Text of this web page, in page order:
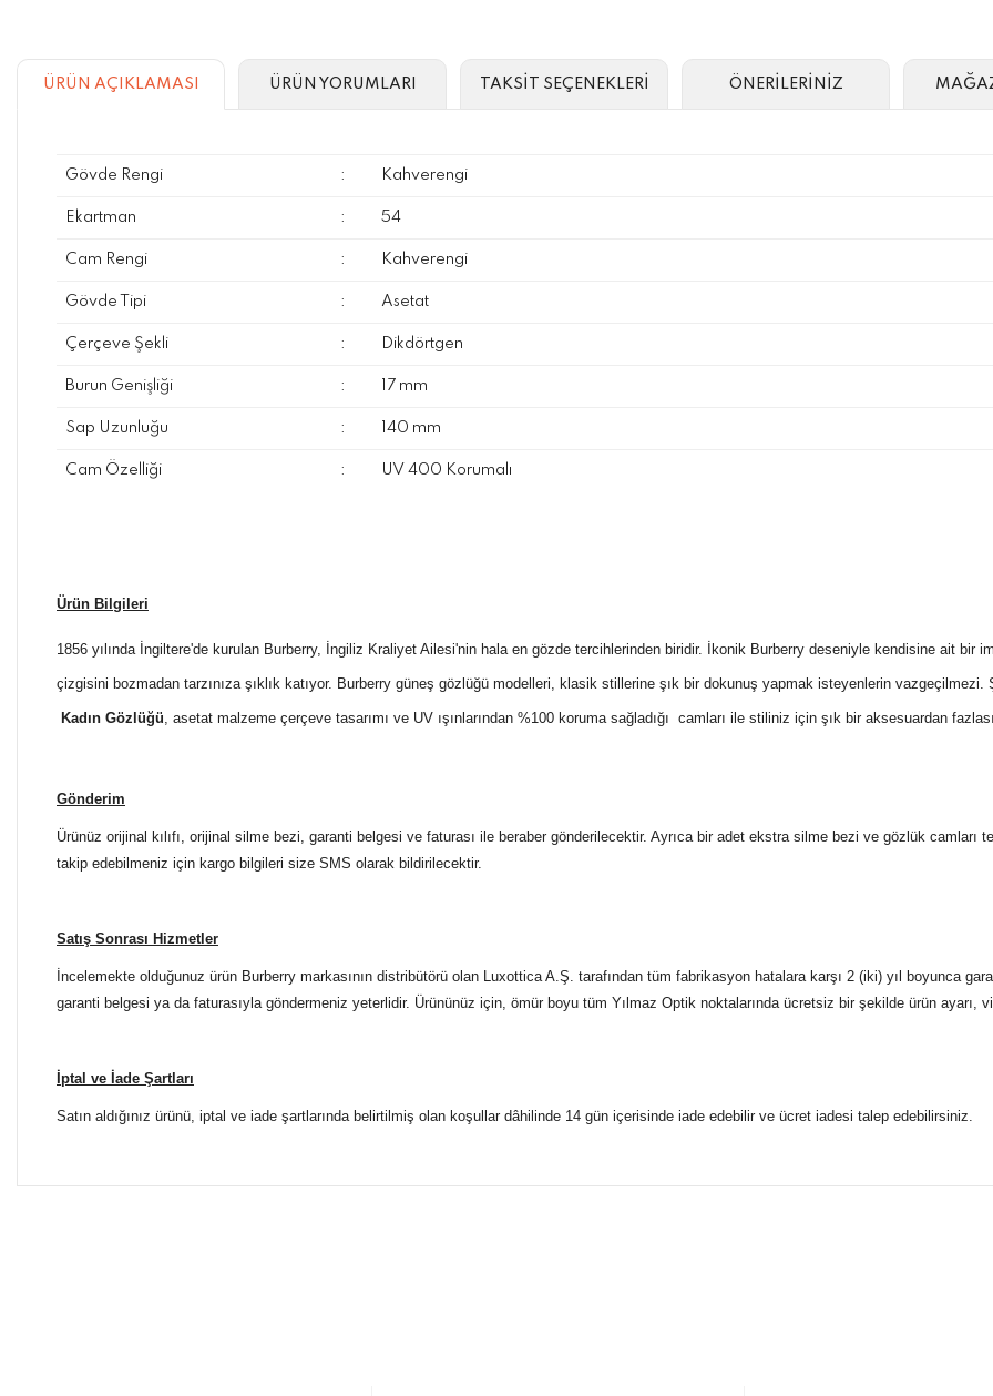
ÜRÜN AÇIKLAMASI ÜRÜN YORUMLARI TAKSİT SEÇENEKLERİ ÖNERİLERİNİZ
Gövde Rengi : Kahverengi
Ekartman : 54
Cam Rengi : Kahverengi
Gövde Tipi : Asetat
Çerçeve Şekli : Dikdörtgen
Burun Genişliği : 17 mm
Sap Uzunluğu : 140 mm
Cam Özelliği : UV 400 Korumalı
Ürün Bilgileri
1856 yılında İngiltere'de kurulan Burberry, İngiliz Kraliyet Ailesi'nin hala en gözde tercihlerinden biridir. İkonik Burberry deseniyle kendisine ait bir
çizgisini bozmadan tarzınıza şıklık katıyor. Burberry güneş gözlüğü modelleri, klasik stillerine şık bir dokunuş yapmak isteyenlerin vazgeçilmezi.
Kadın Gözlüğü, asetat malzeme çerçeve tasarımı ve UV ışınlarından %100 koruma sağladığı camları ile stiliniz için şık bir aksesuardan
Gönderim
Ürünüz orijinal kılıfı, orijinal silme bezi, garanti belgesi ve faturası ile beraber gönderilecektir. Ayrıca bir adet ekstra silme bezi ve gözlük
takip edebilmeniz için kargo bilgileri size SMS olarak bildirilecektir.
Satış Sonrası Hizmetler
İncelemekte olduğunuz ürün Burberry markasının distribütörü olan Luxottica A.Ş. tarafından tüm fabrikasyon hatalara karşı 2 (iki) yıl boyunca
garanti belgesi ya da faturasıyla göndermeniz yeterlidir. Ürününüz için, ömür boyu tüm Yılmaz Optik noktalarında ücretsiz bir şekilde ürün ayarı,
İptal ve İade Şartları
Satın aldığınız ürünü, iptal ve iade şartlarında belirtilmiş olan koşullar dâhilinde 14 gün içerisinde iade edebilir ve ücret iadesi talep edebilirsiniz.